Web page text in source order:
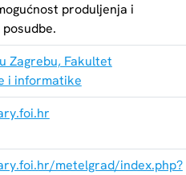
produljenja i
Zagrebu, Fakultet
i informatike
metelgrad/index.php?